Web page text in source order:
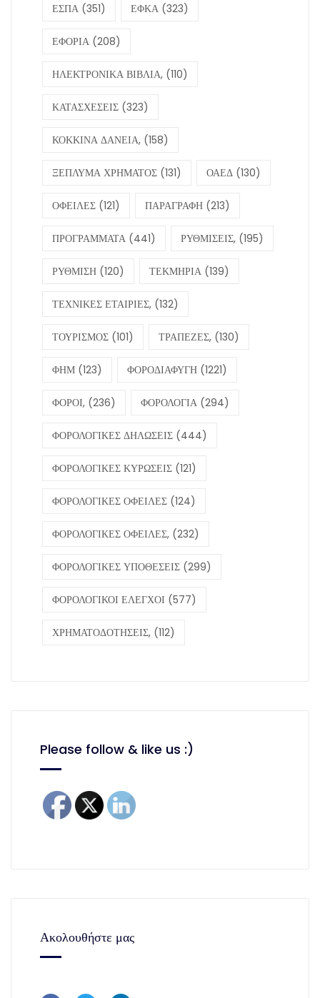
ΕΣΠΑ (351) ΕΦΚΑ (323)
ΕΦΟΡΙΑ (208)
ΗΛΕΚΤΡΟΝΙΚΑ ΒΙΒΛΙΑ, (110)
ΚΑΤΑΣΧΕΣΕΙΣ (323)
ΚΟΚΚΙΝΑ ΔΑΝΕΙΑ, (158)
ΞΕΠΛΥΜΑ ΧΡΗΜΑΤΟΣ (131) ΟΑΕΔ (130)
ΟΦΕΙΛΕΣ (121) ΠΑΡΑΓΡΑΦΗ (213)
ΠΡΟΓΡΑΜΜΑΤΑ (441) ΡΥΘΜΙΣΕΙΣ, (195)
ΡΥΘΜΙΣΗ (120) ΤΕΚΜΗΡΙΑ (139)
ΤΕΧΝΙΚΕΣ ΕΤΑΙΡΙΕΣ, (132)
ΤΟΥΡΙΣΜΟΣ (101) ΤΡΑΠΕΖΕΣ, (130)
ΦΗΜ (123) ΦΟΡΟΔΙΑΦΥΓΗ (1221)
ΦΟΡΟΙ, (236) ΦΟΡΟΛΟΓΙΑ (294)
ΦΟΡΟΛΟΓΙΚΕΣ ΔΗΛΩΣΕΙΣ (444)
ΦΟΡΟΛΟΓΙΚΕΣ ΚΥΡΩΣΕΙΣ (121)
ΦΟΡΟΛΟΓΙΚΕΣ ΟΦΕΙΛΕΣ (124)
ΦΟΡΟΛΟΓΙΚΕΣ ΟΦΕΙΛΕΣ, (232)
ΦΟΡΟΛΟΓΙΚΕΣ ΥΠΟΘΕΣΕΙΣ (299)
ΦΟΡΟΛΟΓΙΚΟΙ ΕΛΕΓΧΟΙ (577)
ΧΡΗΜΑΤΟΔΟΤΗΣΕΙΣ, (112)
Please follow & like us :)
Ακολουθήστε μας